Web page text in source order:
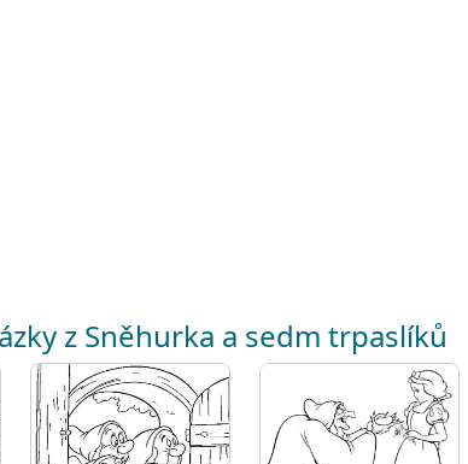
z Sněhurka a sedm trpaslíků